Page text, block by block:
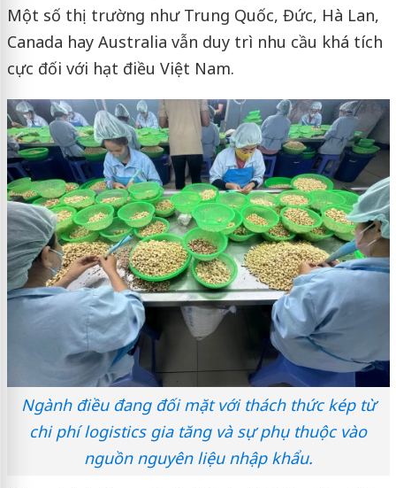
Một số thị trường như Trung Quốc, Đức, Hà Lan,
Canada hay Australia vẫn duy trì nhu cầu khá tích
cực đối với hạt điều Việt Nam.
Ngành điều đang đối mặt với thách thức kép từ
chi phí logistics gia tăng và sự phụ thuộc vào
nguồn nguyên liệu nhập khẩu.